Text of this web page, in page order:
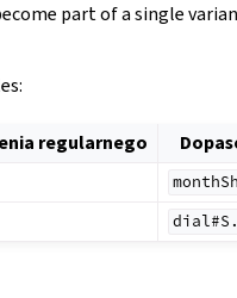
part of a single
regularnego